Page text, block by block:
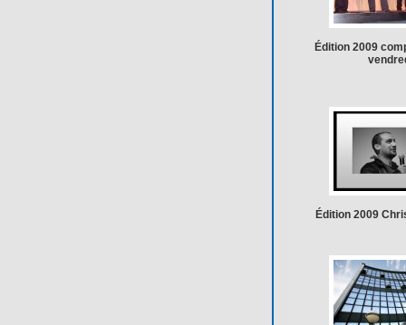
Édition 2009
Édition 2009